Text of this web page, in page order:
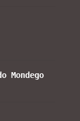
Mondego